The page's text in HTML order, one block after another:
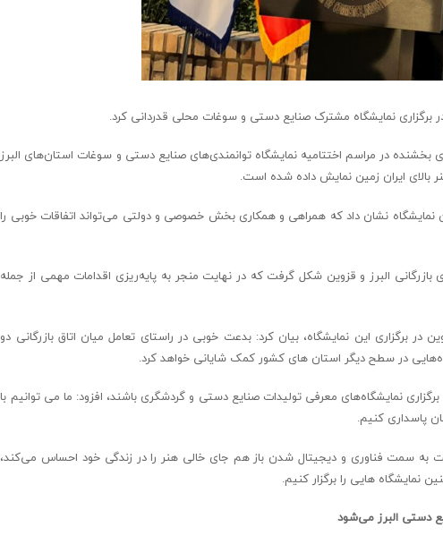
در برگزاری نمایشگاه مشترک صنایع دستی و سوغات محلی قدردانی کرد.
بخشنده در مراسم اختتامیه نمایشگاه توانمندی‌های صنایع دستی و سوغات استان‌های البرز
بالای ایران زمین نمایش داده شده است.
نمایشگاه نشان داد که همراهی و همکاری بخش خصوصی و دولتی می‌تواند اتفاقات خوبی را
بازرگانی البرز و قزوین شکل گرفت که در نهایت منجر به پایه‌ریزی اقدامات مهمی از جمله
برگزاری این نمایشگاه، بیان کرد: بدعت خوبی در راستای تعامل میان اتاق بازرگانی دو
در سطح دیگر استان های کشور کمک شایانی خواهد کرد.
نمایشگاه‌های معرفی تولیدات صنایع دستی و گردشگری باشند، افزود: ما می توانیم با
پاسداری کنیم.
به سمت فناوری و دیجیتال شدن باز هم جای خالی هنر را در زندگی خود احساس می‌کند،
هایی را برگزار کنیم.
دستی البرز می‌شود